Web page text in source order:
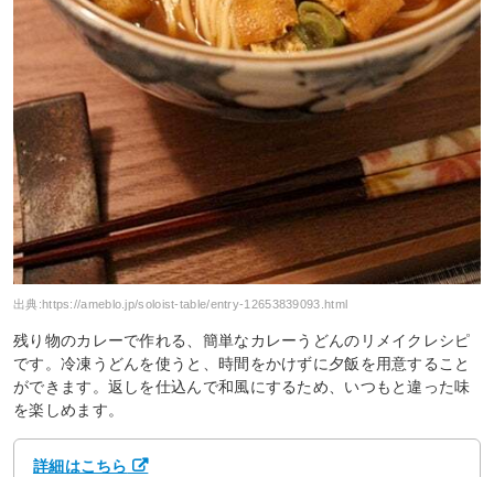
出典:https://ameblo.jp/soloist-table/entry-12653839093.html
残り物のカレーで作れる、簡単なカレーうどんのリメイクレシピ
です。冷凍うどんを使うと、時間をかけずに夕飯を用意すること
ができます。返しを仕込んで和風にするため、いつもと違った味
を楽しめます。
詳細はこちら